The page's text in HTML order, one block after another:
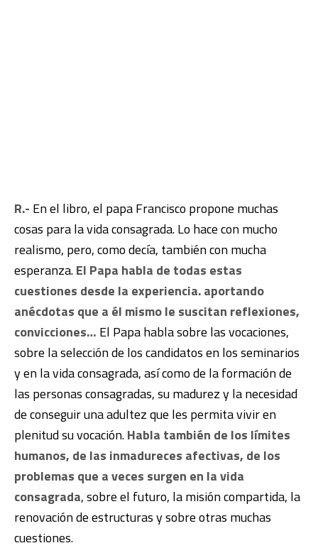
R.- En el libro, el papa Francisco propone muchas
cosas para la vida consagrada. Lo hace con mucho
realismo, pero, como decía, también con mucha
esperanza.El Papa habla de todas estas
cuestiones desde la experiencia. aportando
anécdotas que a él mismo le suscitan reflexiones,
convicciones… El Papa habla sobre las vocaciones,
sobre la selección de los candidatos en los seminarios
y en la vida consagrada, así como de la formación de
las personas consagradas, su madurez y la necesidad
de conseguir una adultez que les permita vivir en
plenitud su vocación.Habla también de los límites
humanos, de las inmadureces afectivas, de los
problemas que a veces surgen en la vida
consagrada, sobre el futuro, la misión compartida, la
renovación de estructuras y sobre otras muchas
cuestiones.